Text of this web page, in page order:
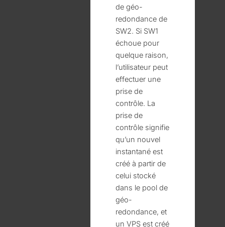
de géo-
redondance de
SW2. Si SW1
échoue pour
quelque raison,
l’utilisateur peut
effectuer une
prise de
contrôle. La
prise de
contrôle signifie
qu’un nouvel
instantané est
créé à partir de
celui stocké
dans le pool de
géo-
redondance, et
un VPS est créé